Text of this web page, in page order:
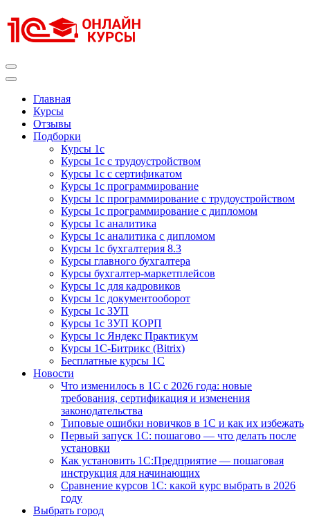
к
содержимому
Главная
Курсы
Отзывы
Подборки
Курсы 1с
Курсы 1с с трудоустройством
Курсы 1с с сертификатом
Курсы 1с программирование
Курсы 1с программирование с трудоустройством
Курсы 1с программирование с дипломом
Курсы 1с аналитика
Курсы 1с аналитика с дипломом
Курсы 1с бухгалтерия 8.3
Курсы главного бухгалтера
Курсы бухгалтер-маркетплейсов
Курсы 1с для кадровиков
Курсы 1с документооборот
Курсы 1с ЗУП
Курсы 1с ЗУП КОРП
Курсы 1с Яндекс Практикум
Курсы 1С-Битрикс (Bitrix)
Бесплатные курсы 1С
Новости
Что изменилось в 1С с 2026 года: новые
требования, сертификация и изменения
законодательства
Типовые ошибки новичков в 1С и как их избежать
Первый запуск 1С: пошагово — что делать после
установки
Как установить 1С:Предприятие — пошаговая
инструкция для начинающих
Сравнение курсов 1С: какой курс выбрать в 2026
году
Выбрать город